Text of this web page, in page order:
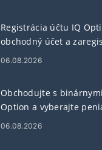
Registrácia účtu IQ
obchodný účet a
06.08.2026
Obchodujte s
Option a vyberajte
06.08.2026